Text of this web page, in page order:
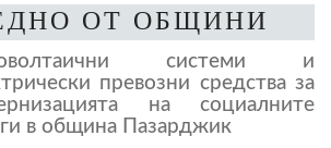
ОТ ОБЩИНИ
системи и
превозни средства за
на социалните
в община Пазарджик